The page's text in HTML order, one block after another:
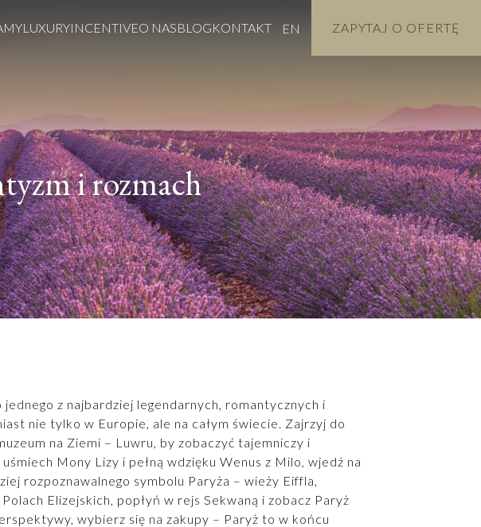
LUXURYINCENTIVEO NASBLOGKONTAKT EN ZAPYTAJ O OFERTĘ
i rozmach
jednego z najbardziej legendarnych, romantycznych i
nie tylko w Europie, ale na całym świecie. Zajrzyj do
na Ziemi – Luwru, by zobaczyć tajemniczy i
Mony Lizy i pełną wdzięku Wenus z Milo, wjedź na
rozpoznawalnego symbolu Paryża – wieży Eiffla,
Elizejskich, popłyń w rejs Sekwaną i zobacz Paryż
wybierz się na zakupy – Paryż to w końcu